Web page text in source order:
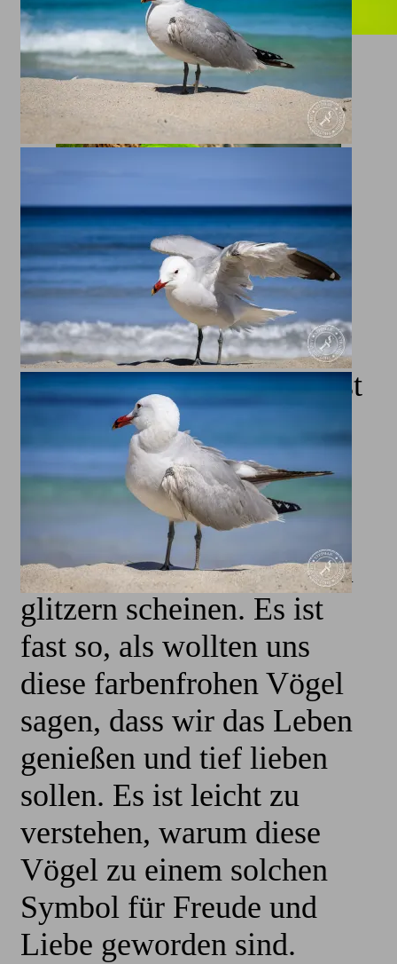
Lorikeets (Regenbogenlori)
Zwei Lorikeets (Regenbogenlori beim kuscheln
auf einer Palme
Die Farbe der Lorikeets ist
wirklich bemerkenswert.
Ihr Gefieder ist in
leuchtenden Grün-, Blau-
und Gelbtönen gehalten,
die im Sonnenlicht fast zu
glitzern scheinen. Es ist
fast so, als wollten uns
diese farbenfrohen Vögel
sagen, dass wir das Leben
genießen und tief lieben
sollen. Es ist leicht zu
verstehen, warum diese
Vögel zu einem solchen
Symbol für Freude und
Liebe geworden sind.